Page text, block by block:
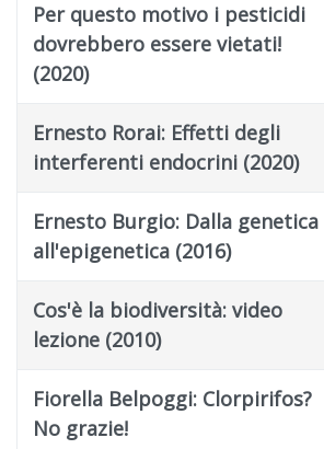
Per questo motivo i pesticidi
dovrebbero essere vietati!
(2020)
Ernesto Rorai: Effetti degli
interferenti endocrini (2020)
Ernesto Burgio: Dalla genetica
all'epigenetica (2016)
Cos'è la biodiversità: video
lezione (2010)
Fiorella Belpoggi: Clorpirifos?
No grazie!